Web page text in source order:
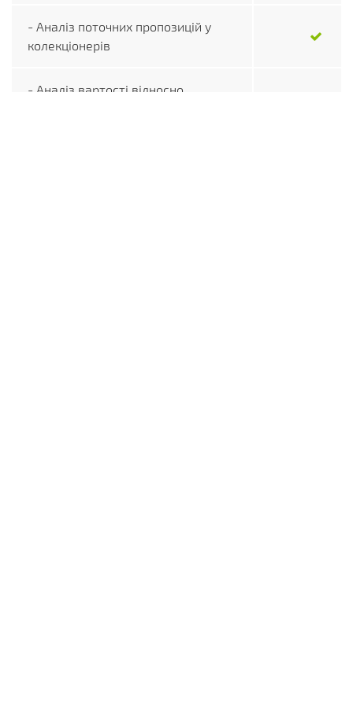
- Аналіз поточних пропозицій у
колекціонерів
- Аналіз вартості відносно